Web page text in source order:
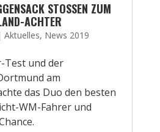
STOSSEN ZUM T
ACHTER
Aktuelles, News 2019
Test und der
am
das Duo den besten
WM-Fahrer und